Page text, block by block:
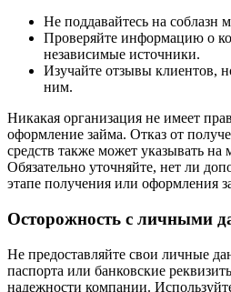
Не поддавайтесь на соблазн
Проверяйте информацию о
независимые источники.
Изучайте отзывы клиентов,
ним.
Никакая организация не имеет
оформление займа. Отказ от
средств также может указывать на
Обязательно уточняйте, нет ли
этапе получения или оформления
Осторожность с личными
Не предоставляйте свои личные
паспорта или банковские
надежности компании.